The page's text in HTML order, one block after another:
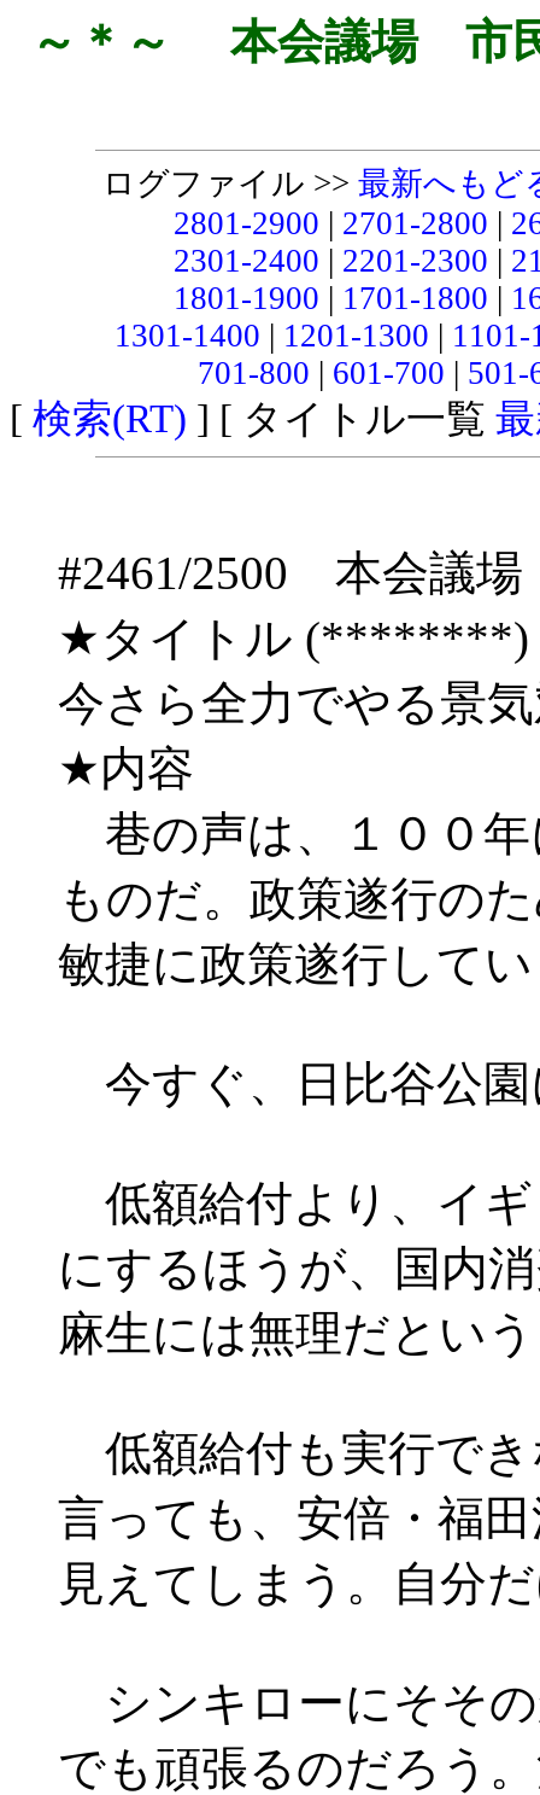
～＊～ 本会議場 市
ログファイル >> 最新へもど
2801-2900 | 2701-2800 |
2301-2400 | 2201-2300 |
1801-1900 | 1701-1800 |
1301-1400 | 1201-1300 |
701-800 | 601-700 |
[ 検索(RT) ] [ タイトル一覧
#2461/2500 本会議
★タイトル (********)
今さら全力でやる景
★内容
巷の声は、１００年
ものだ。政策遂行の
敏捷に政策遂行して
今すぐ、日比谷公園
低額給付より、イギ
にするほうが、国内
麻生には無理だとい
低額給付も実行で
言っても、安倍・福
見えてしまう。自分
シンキローにそそ
でも頑張るのだろう